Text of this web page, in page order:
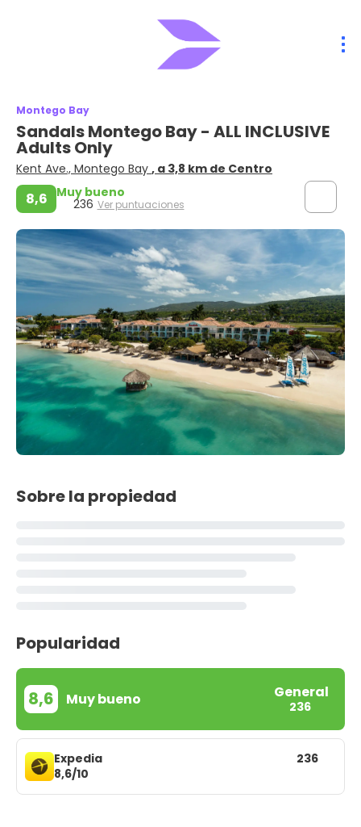
Montego Bay
Sandals Montego Bay - ALL INCLUSIVE
Adults Only
Kent Ave., Montego Bay , a 3,8 km de Centro
8,6 Muy bueno
236 Ver puntuaciones
Sobre la propiedad
Popularidad
8,6 Muy bueno General
236
Expedia
8,6/10
236